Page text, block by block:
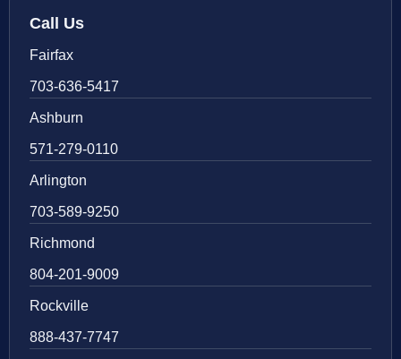
Call Us
Fairfax
703-636-5417
Ashburn
571-279-0110
Arlington
703-589-9250
Richmond
804-201-9009
Rockville
888-437-7747